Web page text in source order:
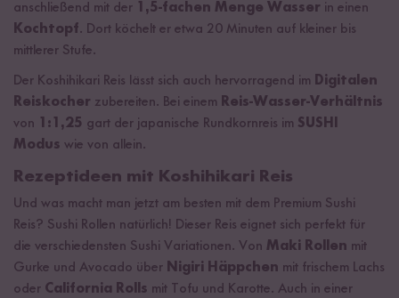
anschließend mit der 1,5-fachen Menge Wasser in einen
Kochtopf. Dort köchelt er etwa 20 Minuten auf kleiner bis
mittlerer Stufe.
Der Koshihikari Reis lässt sich auch hervorragend im Digitalen
Reiskocher zubereiten. Bei einem Reis-Wasser-Verhältnis
von 1:1,25 gart der japanische Rundkornreis im SUSHI
Modus wie von allein.
Rezeptideen mit Koshihikari Reis
Und was macht man jetzt am besten mit dem Premium Sushi
Reis? Sushi Rollen natürlich! Dieser Reis eignet sich perfekt für
die verschiedensten Sushi Variationen. Von Maki Rollen mit
Gurke und Avocado über Nigiri Häppchen mit frischem Lachs
oder California Rolls mit Tofu und Karotte. Auch in einer